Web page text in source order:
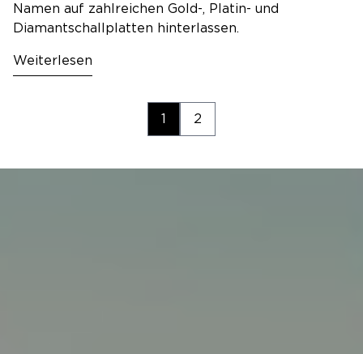
Namen auf zahlreichen Gold-, Platin- und
Diamantschallplatten hinterlassen.
Weiterlesen
1 2